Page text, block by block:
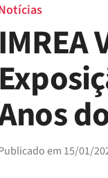
IMREA
em 15/01/